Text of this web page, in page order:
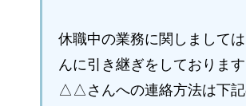
休職中の業務に関しまして
んに引き継ぎをしております
△△さんへの連絡方法は下記